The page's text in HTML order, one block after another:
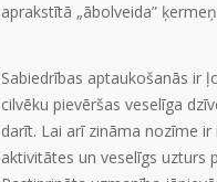
aprakstītā „ābolveida”
Sabiedrības aptaukošanās ir
cilvēku pievēršas veselīga
darīt. Lai arī zināma nozīme
aktivitātes un veselīgs uzturs